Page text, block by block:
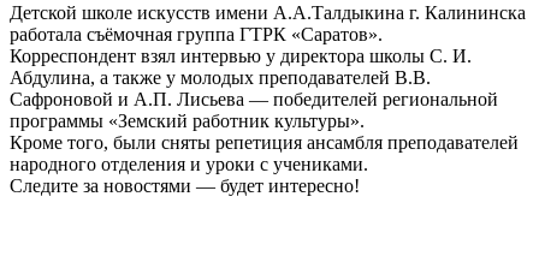
Детской школе искусств имени А.А.Талдыкина г. Калининска
работала съёмочная группа ГТРК «Саратов».
Корреспондент взял интервью у директора школы С. И.
Абдулина, а также у молодых преподавателей В.В.
Сафроновой и А.П. Лисьева — победителей региональной
программы «Земский работник культуры».
Кроме того, были сняты репетиция ансамбля преподавателей
народного отделения и уроки с учениками.
Следите за новостями — будет интересно!